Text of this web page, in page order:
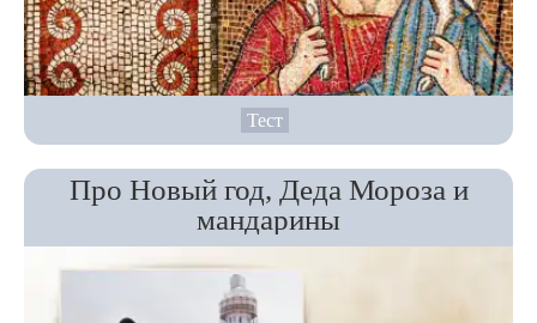
Тест
Про Новый год, Деда Мороза и
мандарины